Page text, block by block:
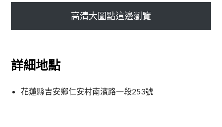
高清大圖點這邊瀏覽
詳細地點
花蓮縣吉安鄉仁安村南濱路一段253號